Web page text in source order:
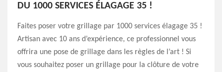
DU 1000 SERVICES ÉLAGAGE 35 !
Faites poser votre grillage par 1000 services élagage 35 !
Artisan avec 10 ans d’expérience, ce professionnel vous
offrira une pose de grillage dans les règles de l’art ! Si
vous souhaitez poser un grillage pour la clôture de votre